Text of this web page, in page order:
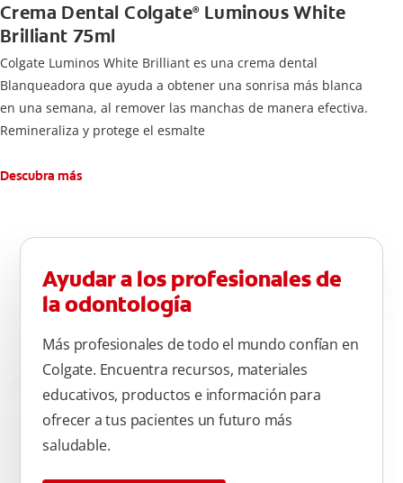
Crema Dental Colgate®Luminous White
Brilliant 75ml
Colgate Luminos White Brilliant es una crema dental
Blanqueadora que ayuda a obtener una sonrisa más blanca
en una semana, al remover las manchas de manera efectiva.
Remineraliza y protege el esmalte
Descubra más
Ayudar a los profesionales de
la odontología
Más profesionales de todo el mundo confían en
Colgate. Encuentra recursos, materiales
educativos, productos e información para
ofrecer a tus pacientes un futuro más
saludable.